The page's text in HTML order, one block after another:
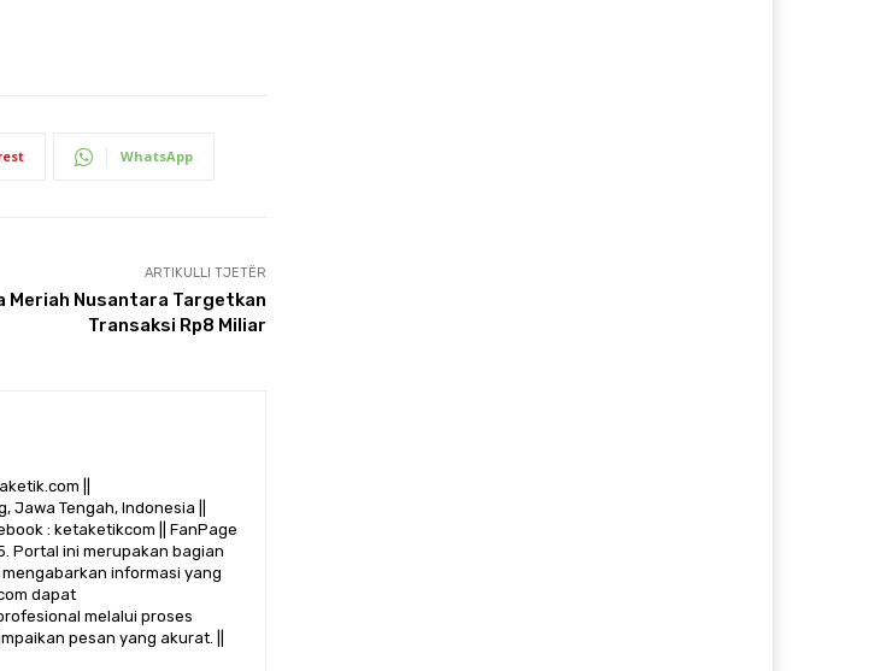
WhatsApp
ARTIKULLI TJETËR
Meriah Nusantara Targetkan
Transaksi Rp8 Miliar
||
Jawa Tengah, Indonesia ||
: ketaketikcom || FanPage
Portal ini merupakan bagian
informasi yang
dapat
melalui proses
pesan yang akurat. ||